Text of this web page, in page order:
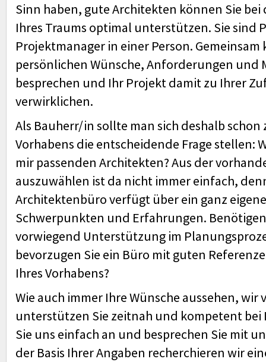
Sinn haben, gute Architekten können Sie
Ihres Traums optimal unterstützen. Sie sind
Projektmanager in einer Person. Gemeinsam
persönlichen Wünsche, Anforderungen und
besprechen und Ihr Projekt damit zu Ihrer
verwirklichen.
Als Bauherr/in sollte man sich deshalb schon
Vorhabens die entscheidende Frage stellen:
mir passenden Architekten? Aus der
auszuwählen ist da nicht immer einfach,
Architektenbüro verfügt über ein ganz
Schwerpunkten und Erfahrungen.
vorwiegend Unterstützung im
bevorzugen Sie ein Büro mit guten
Ihres Vorhabens?
Wie auch immer Ihre Wünsche aussehen, wir
unterstützen Sie zeitnah und kompetent bei
Sie uns einfach an und besprechen Sie mit
der Basis Ihrer Angaben recherchieren wir